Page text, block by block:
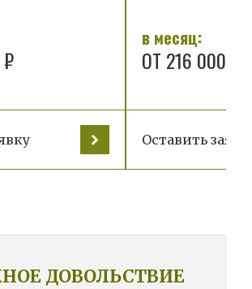
в месяц:
ОТ 216 000 ₽
Оставить
ДОВОЛЬСТВИЕ